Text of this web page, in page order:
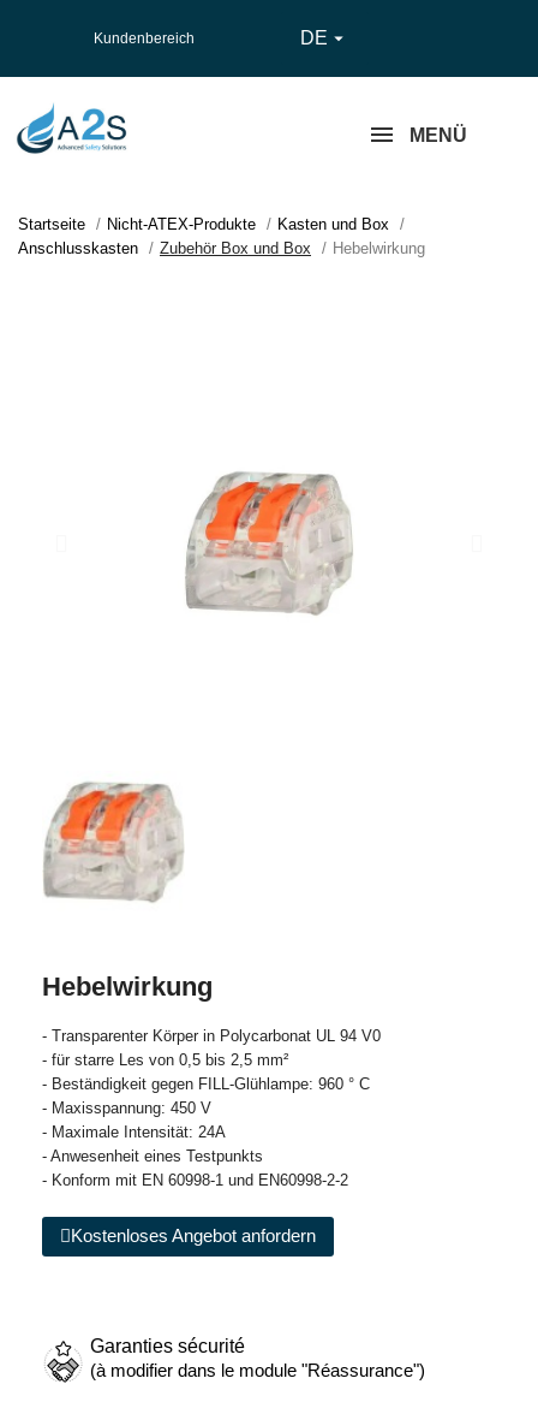
Kundenbereich DE 
MENÜ
Startseite Nicht-ATEX-Produkte
Kasten und Box
Anschlusskasten
Zubehör Box und Box Hebelwirkung
Hebelwirkung
- Transparenter Körper in Polycarbonat UL 94 V0
- für starre Les von 0,5 bis 2,5 mm²
- Beständigkeit gegen FILL-Glühlampe: 960 ° C
- Maxisspannung: 450 V
- Maximale Intensität: 24A
- Anwesenheit eines Testpunkts
- Konform mit EN 60998-1 und EN60998-2-2
Kostenloses Angebot anfordern
Garanties sécurité
(à modifier dans le module "Réassurance")